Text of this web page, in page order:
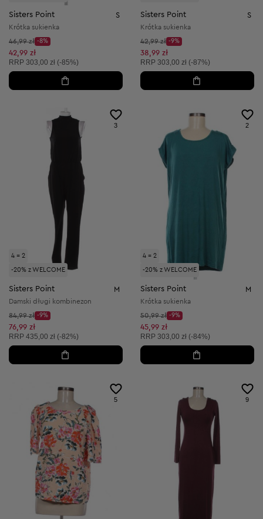
Sisters Point S
Krótka sukienka
Cena początkowa:
46,99 zł
Discount Price:
-8%
Obniżona cena:
42,99 zł
Cena sugerowana:
RRP 303,00 zł (-85%)
Sisters Point S
Krótka sukienka
Cena początkowa:
42,99 zł
Discount Price:
-9%
Obniżona cena:
38,99 zł
Cena sugerowana:
RRP 303,00 zł (-87%)
4 = 2
-20% z WELCOME
3
Sisters Point M
Damski długi kombinezon
Cena początkowa:
84,99 zł
Discount Price:
-9%
Obniżona cena:
76,99 zł
Cena sugerowana:
RRP 435,00 zł (-82%)
4 = 2
-20% z WELCOME
2
Sisters Point M
Krótka sukienka
Cena początkowa:
50,99 zł
Discount Price:
-9%
Obniżona cena:
45,99 zł
Cena sugerowana:
RRP 303,00 zł (-84%)
5 9